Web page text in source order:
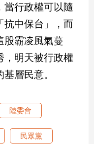
當行政權可以隨
抗中保台」，而
股霸凌風氣蔓
，明天被行政權
層民意。
陸委會
民眾黨